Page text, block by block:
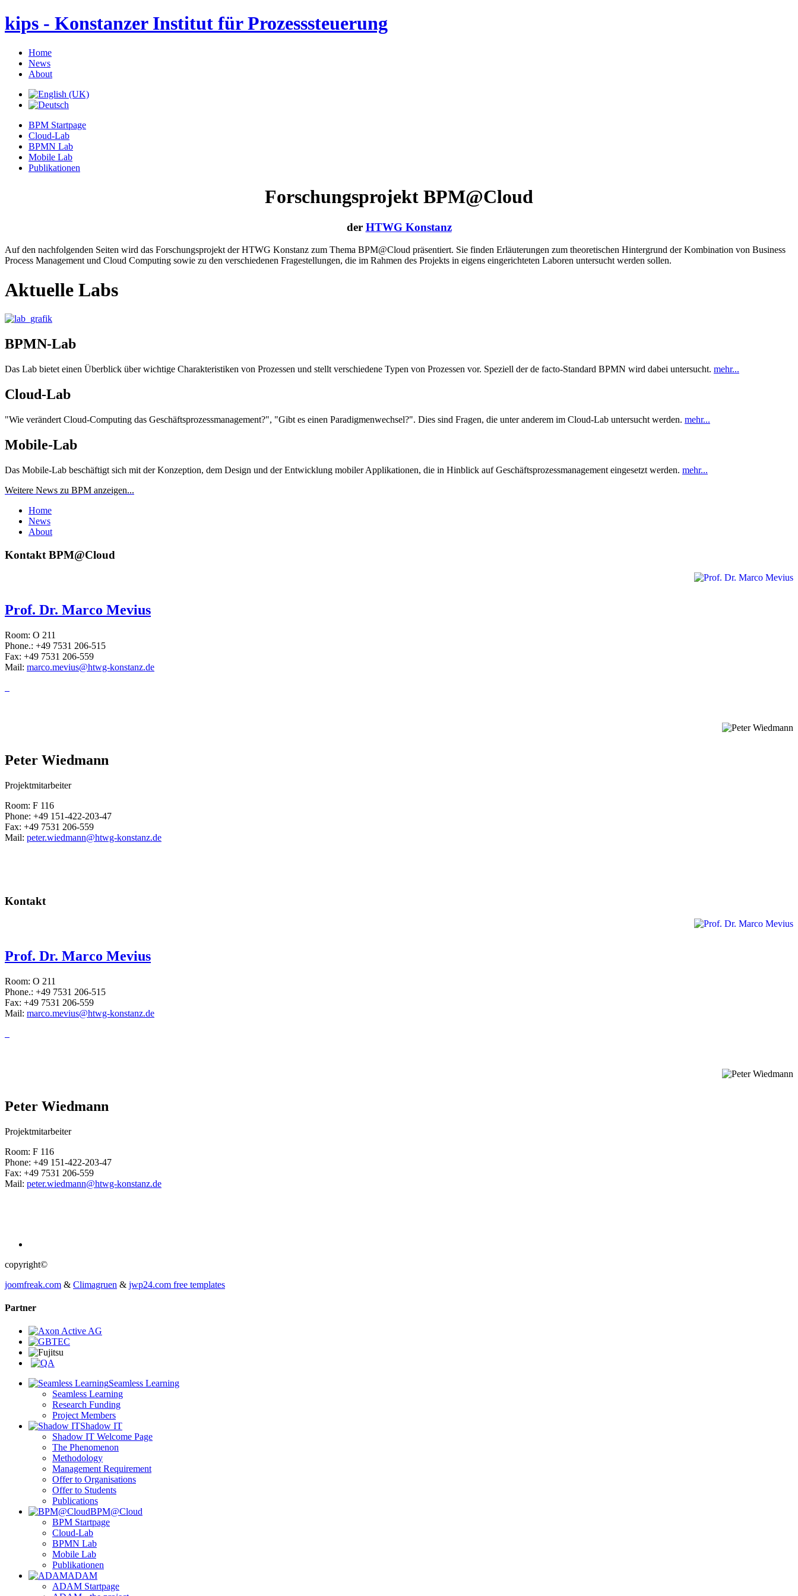
kips - Konstanzer Institut für Prozesssteuerung
Home
News
About
BPM Startpage
Cloud-Lab
BPMN Lab
Mobile Lab
Publikationen
Forschungsprojekt BPM@Cloud
der HTWG Konstanz
Auf den nachfolgenden Seiten wird das Forschungsprojekt der HTWG Konstanz zum Thema BPM@Cloud präsentiert. Sie finden Erläuterungen zum theoretischen Hintergrund der Kombination von Business
Process Management und Cloud Computing sowie zu den verschiedenen Fragestellungen, die im Rahmen des Projekts in eigens eingerichteten Laboren untersucht werden sollen.
Aktuelle Labs
BPMN-Lab
Das Lab bietet einen Überblick über wichtige Charakteristiken von Prozessen und stellt verschiedene Typen von Prozessen vor. Speziell der de facto-Standard BPMN wird dabei untersucht. mehr...
Cloud-Lab
"Wie verändert Cloud-Computing das Geschäftsprozessmanagement?", "Gibt es einen Paradigmenwechsel?". Dies sind Fragen, die unter anderem im Cloud-Lab untersucht werden. mehr...
Mobile-Lab
Das Mobile-Lab beschäftigt sich mit der Konzeption, dem Design und der Entwicklung mobiler Applikationen, die in Hinblick auf Geschäftsprozessmanagement eingesetzt werden. mehr...
Weitere News zu BPM anzeigen...
Home
News
About
Kontakt BPM@Cloud
Prof. Dr. Marco Mevius
Room: O 211
Phone.: +49 7531 206-515
Fax: +49 7531 206-559
Mail: marco.mevius@htwg-konstanz.de
Peter Wiedmann
Projektmitarbeiter
Room: F 116
Phone: +49 151-422-203-47
Fax: +49 7531 206-559
Mail: peter.wiedmann@htwg-konstanz.de
Kontakt
Prof. Dr. Marco Mevius
Room: O 211
Phone.: +49 7531 206-515
Fax: +49 7531 206-559
Mail: marco.mevius@htwg-konstanz.de
Peter Wiedmann
Projektmitarbeiter
Room: F 116
Phone: +49 151-422-203-47
Fax: +49 7531 206-559
Mail: peter.wiedmann@htwg-konstanz.de
copyright©
joomfreak.com & Climagruen & jwp24.com free templates
Partner
Seamless Learning
Seamless Learning
Research Funding
Project Members
Shadow IT
Shadow IT Welcome Page
The Phenomenon
Methodology
Management Requirement
Offer to Organisations
Offer to Students
Publications
BPM@Cloud
BPM Startpage
Cloud-Lab
BPMN Lab
Mobile Lab
Publikationen
ADAM
ADAM Startpage